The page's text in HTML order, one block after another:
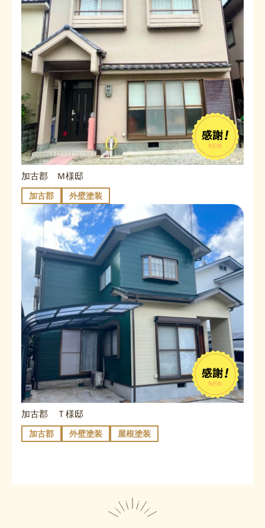
加古郡 Ｍ様邸
加古郡 外壁塗装
加古郡 Ｔ様邸
加古郡 外壁塗装 屋根塗装